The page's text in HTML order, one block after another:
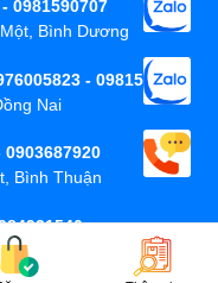
0981590707
Bình Dương
- 0981590707
Nai
0903687920
Bình Thuận
Nhơn, T.Bình Định